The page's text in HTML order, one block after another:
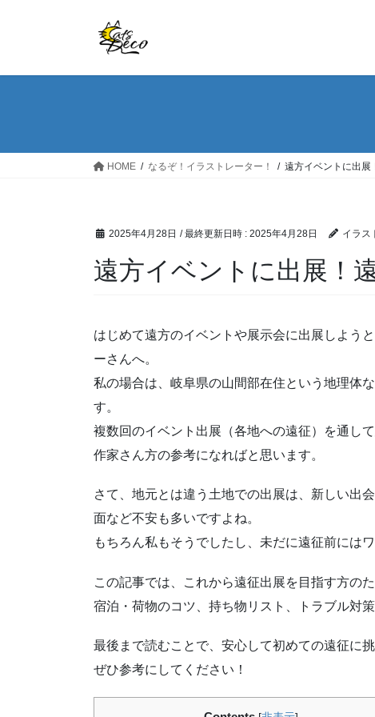
HOME なるぞ！イラストレーター！ 遠方イベントに出展
2025年4月28日 / 最終更新日時 : 2025年4月28日 イラス
遠方イベントに出展！
はじめて遠方のイベントや展示会に出展しよう
ーさんへ。
私の場合は、岐阜県の山間部在住という地理体
す。
複数回のイベント出展（各地への遠征）を通し
作家さん方の参考になればと思います。
さて、地元とは違う土地での出展は、新しい出
面など不安も多いですよね。
もちろん私もそうでしたし、未だに遠征前には
この記事では、これから遠征出展を目指す方の
宿泊・荷物のコツ、持ち物リスト、トラブル対
最後まで読むことで、安心して初めての遠征に
ぜひ参考にしてください！